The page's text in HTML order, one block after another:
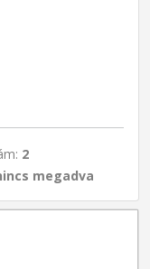
2
megadva